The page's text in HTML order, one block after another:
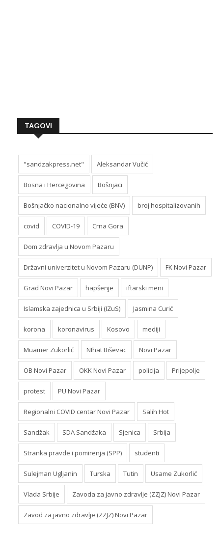
TAGOVI
"sandzakpress.net" Aleksandar Vučić
Bosna i Hercegovina Bošnjaci
Bošnjačko nacionalno vijeće (BNV) broj hospitalizovanih
covid COVID-19 Crna Gora
Dom zdravlja u Novom Pazaru
Državni univerzitet u Novom Pazaru (DUNP) FK Novi Pazar
Grad Novi Pazar hapšenje iftarski meni
Islamska zajednica u Srbiji (IZuS) Jasmina Curić
korona koronavirus Kosovo mediji
Muamer Zukorlić NIhat Biševac Novi Pazar
OB Novi Pazar OKK Novi Pazar policija Prijepolje
protest PU Novi Pazar
Regionalni COVID centar Novi Pazar Salih Hot
Sandžak SDA Sandžaka Sjenica Srbija
Stranka pravde i pomirenja (SPP) studenti
Sulejman Ugljanin Turska Tutin Usame Zukorlić
Vlada Srbije Zavoda za javno zdravlje (ZZJZ) Novi Pazar
Zavod za javno zdravlje (ZZJZ) Novi Pazar